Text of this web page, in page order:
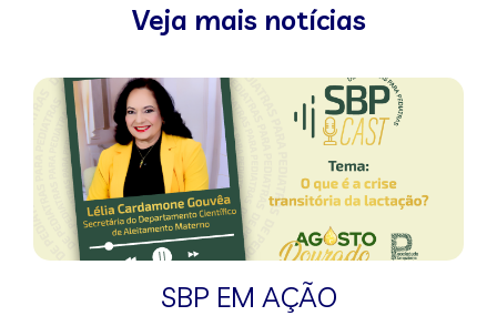
Veja mais notícias
SBP EM AÇÃO